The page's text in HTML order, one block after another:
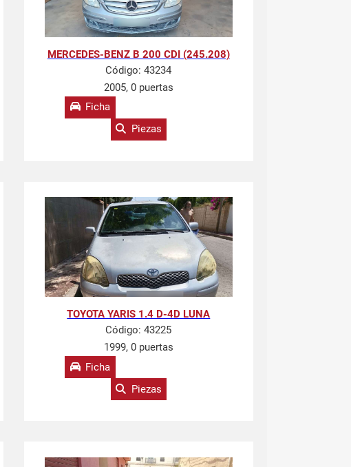
MERCEDES-BENZ B 200 CDI (245.208)
Código:43234
2005, 0 puertas
Ficha
Piezas
TOYOTA YARIS 1.4 D-4D LUNA
Código:43225
1999, 0 puertas
Ficha
Piezas